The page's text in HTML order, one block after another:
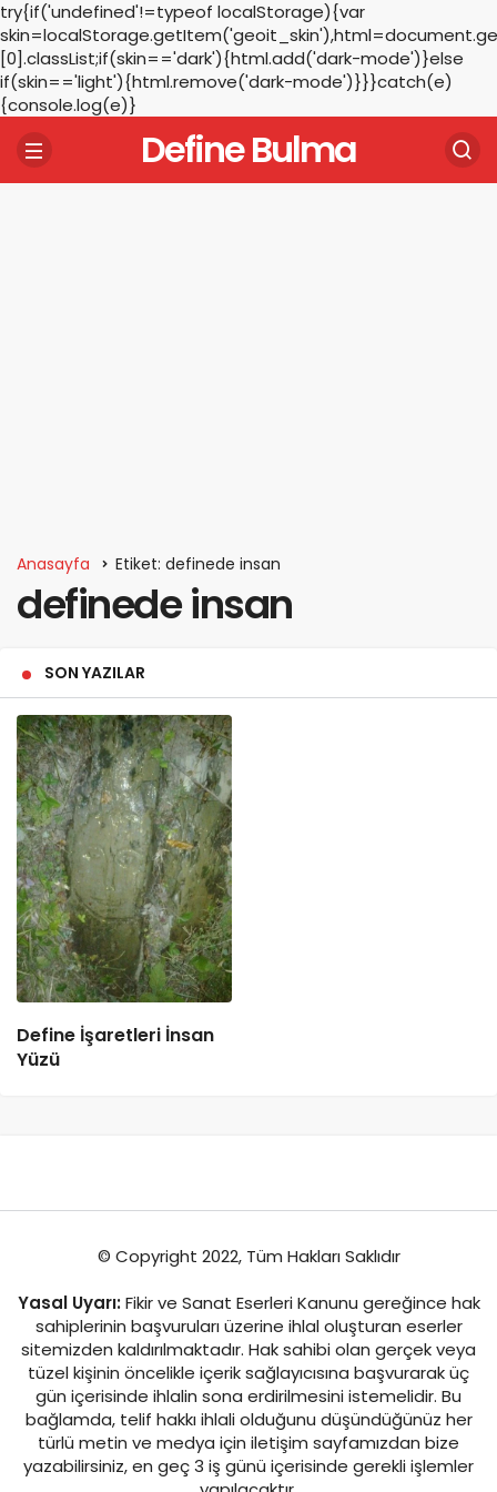
try{if('undefined'!=typeof localStorage){var
[0].classList;if(skin=='dark'){html.add('dark-mode')}else
if(skin=='light'){html.remove('dark-mode')}}}catch(e)
{console.log(e)}
Define Bulma
Anasayfa Etiket: definede insan
definede insan
SON YAZILAR
Define İşaretleri İnsan
Yüzü
© Copyright 2022, Tüm Hakları Saklıdır
Yasal Uyarı:Fikir ve Sanat Eserleri Kanunu gereğince hak
sahiplerinin başvuruları üzerine ihlal oluşturan eserler
sitemizden kaldırılmaktadır. Hak sahibi olan gerçek veya
tüzel kişinin öncelikle içerik sağlayıcısına başvurarak üç
gün içerisinde ihlalin sona erdirilmesini istemelidir. Bu
bağlamda, telif hakkı ihlali olduğunu düşündüğünüz her
türlü metin ve medya için iletişim sayfamızdan bize
yazabilirsiniz, en geç 3 iş günü içerisinde gerekli işlemler